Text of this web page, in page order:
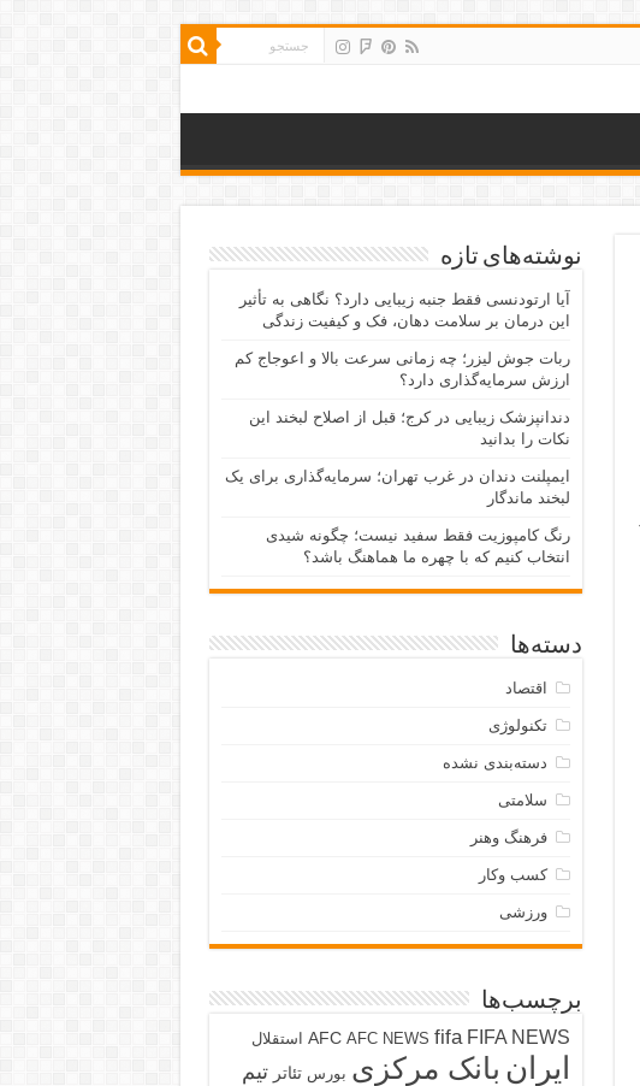
نوشته‌های تازه
آیا ارتودنسی فقط جنبه زیبایی دارد؟ نگاهی به تأثیر
این درمان بر سلامت دهان، فک و کیفیت زندگی
ربات جوش لیزر؛ چه زمانی سرعت بالا و اعوجاج کم
ارزش سرمایه‌گذاری دارد؟
دندانپزشک زیبایی در کرج؛ قبل از اصلاح لبخند این
نکات را بدانید
ایمپلنت دندان در غرب تهران؛ سرمایه‌گذاری برای یک
لبخند ماندگار
رنگ کامپوزیت فقط سفید نیست؛ چگونه شیدی
انتخاب کنیم که با چهره ما هماهنگ باشد؟
دسته‌ها
اقتصاد
تکنولوژی
دسته‌بندی نشده
سلامتی
فرهنگ وهنر
کسب وکار
ورزشی
برچسب‌ها
AFC AFC NEWS fifa FIFA NEWS استقلال
ایران بانک مرکزی بورس تئاتر تیم